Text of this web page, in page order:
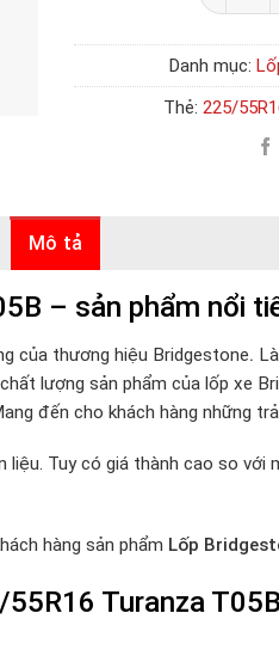
Danh mục:
Thẻ:225/
Mô tả
– sản phẩm nổi
của thương hiệu Bridgestone.
lượng sản phẩm của lốp xe
đến cho khách hàng những
Tuy có giá thành cao so với
hàng sản phẩm Lốp
Turanza